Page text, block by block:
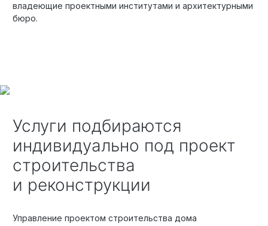
владеющие проектными институтами и архитектурными
бюро.
Услуги подбираются
индивидуально под проект
строительства
и реконструкции
Управление проектом строительства дома